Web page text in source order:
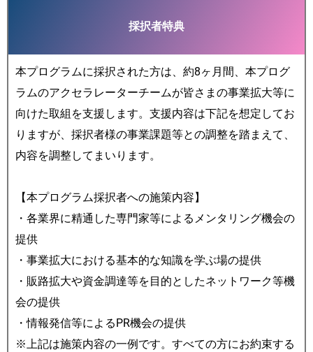
採択者特典
本プログラムに採択された方は、約8ヶ月間、本プログ
ラムのアクセラレーターチームが皆さまの事業拡大等に
向けた取組を支援します。支援内容は下記を想定してお
りますが、採択者様の事業課題等との調整を踏まえて、
内容を調整してまいります。
【本プログラム採択者への施策内容】
・各業界に精通した専門家等によるメンタリング機会の
提供
・事業拡大における基本的な知識を学ぶ場の提供
・販路拡大や資金調達等を目的としたネットワーク等機
会の提供
・情報発信等によるPR機会の提供
※上記は施策内容の一例です。すべての方にお約束する